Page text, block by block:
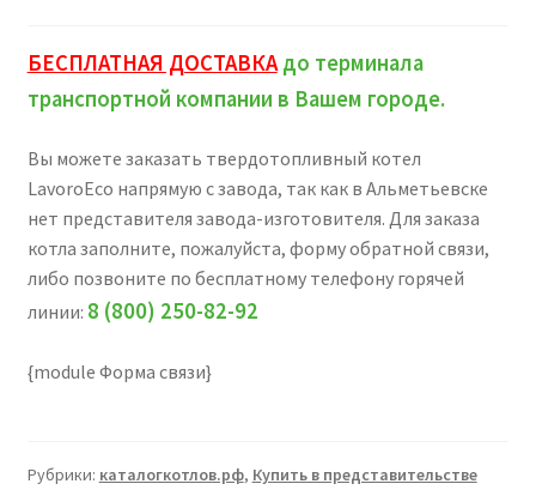
БЕСПЛАТНАЯ ДОСТАВКАдо терминала
транспортной компании в Вашем городе.
Вы можете заказать твердотопливный котел
LavoroEco напрямую с завода, так как в Альметьевске
нет представителя завода-изготовителя. Для заказа
котла заполните, пожалуйста, форму обратной связи,
либо позвоните по бесплатному телефону горячей
линии: 8 (800) 250-82-92
{module Форма связи}
Рубрики: каталогкотлов.рф, Купить в представительстве